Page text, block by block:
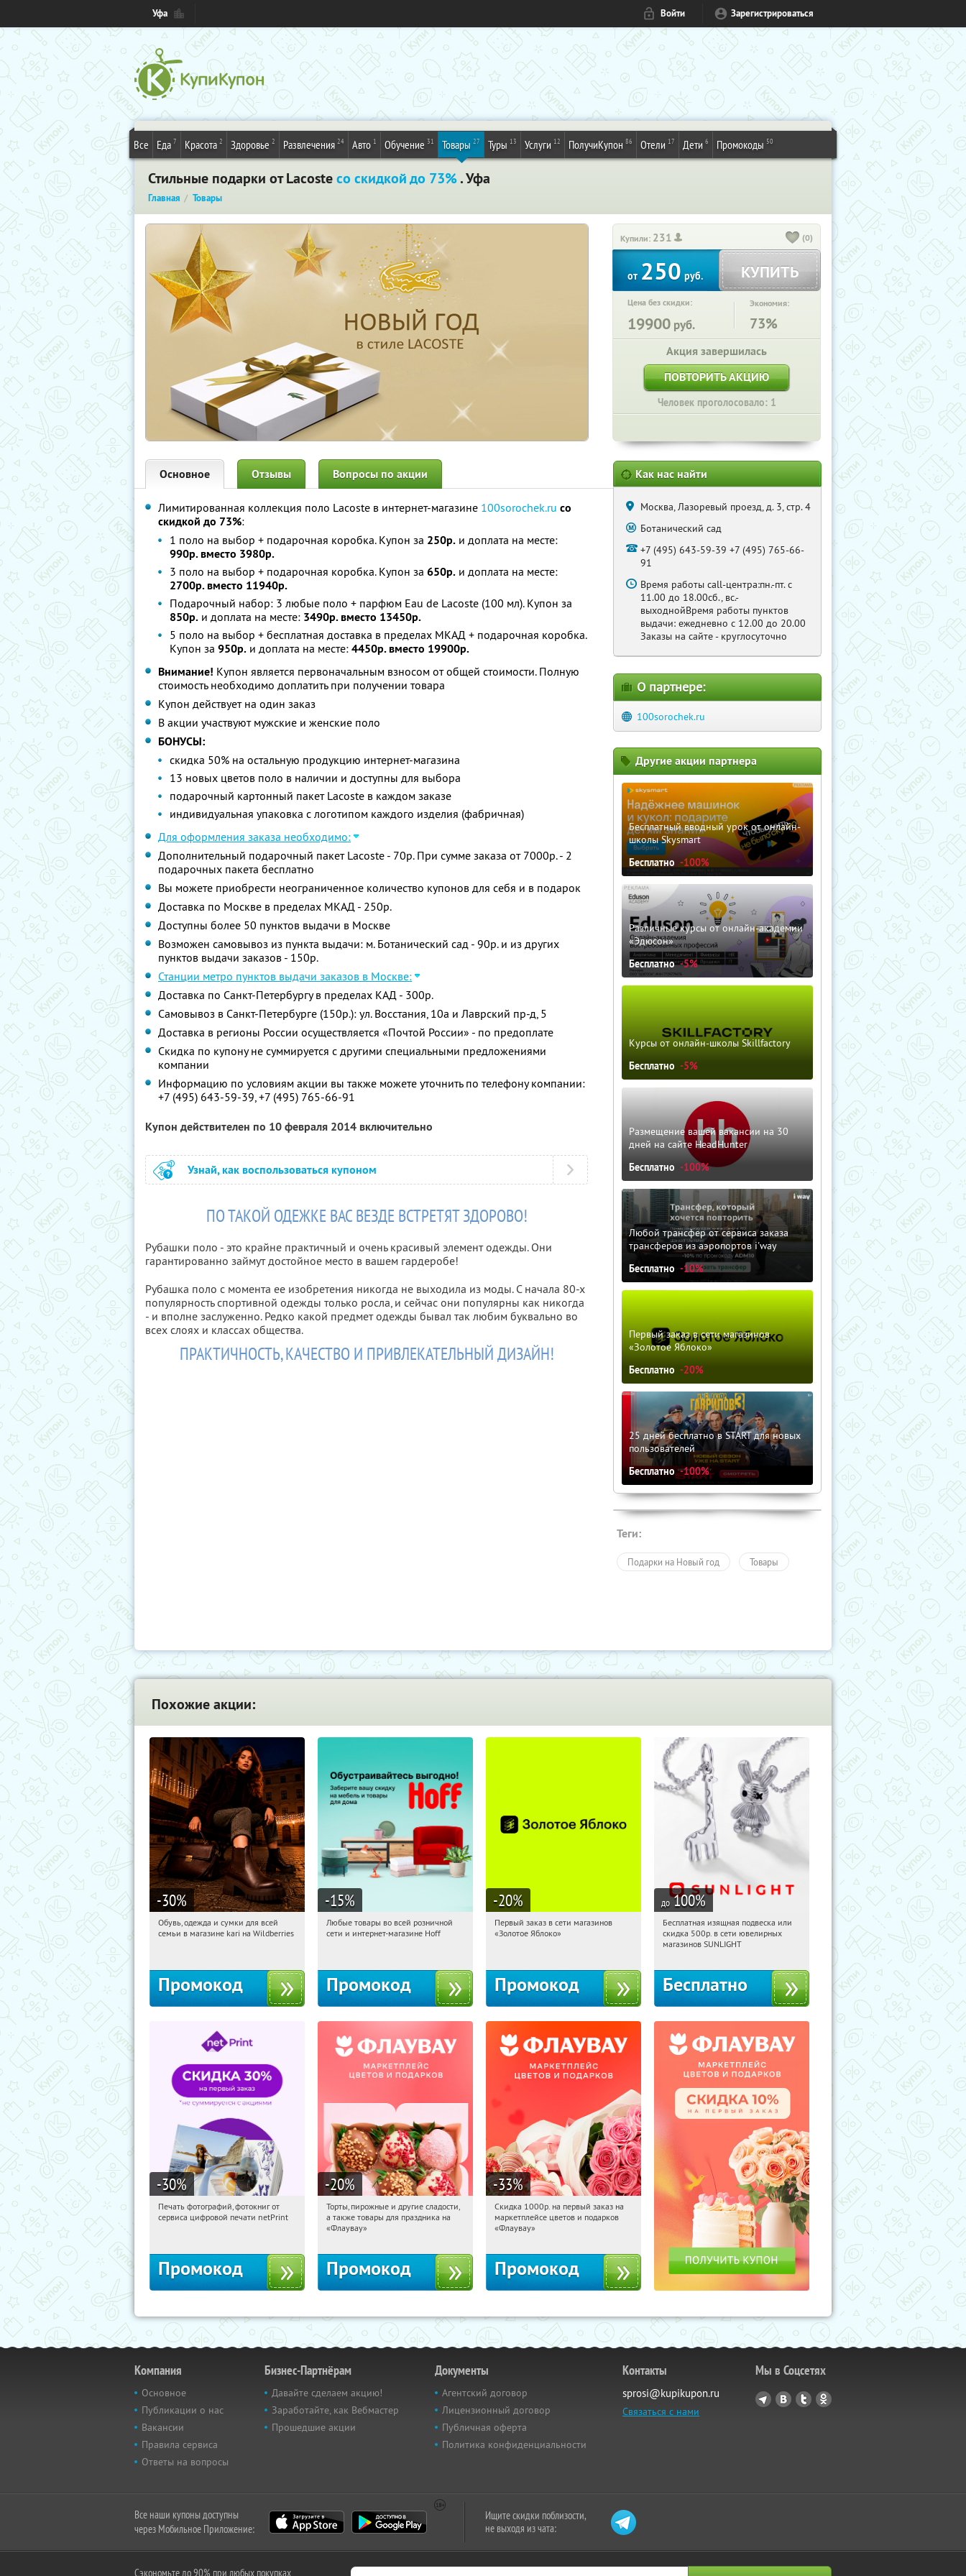
Уфа Войти Зарегистрироваться
Все Еда 7 Красота 2 Здоровье 2 Развлечения 24 Авто 1 Обучение 31 Товары 27 Туры 13 Услуги 12 ПолучиКупон 86 Отели 17 Дети 6 Промокоды 50
Стильные подарки от Lacosteсо скидкой до 73%. Уфа
Главная Товары
Купили: 231 (0)
от250руб. КУПИТЬ
Цена без скидки:
19900 руб.
Экономия:
73%
Акция завершилась
ПОВТОРИТЬ АКЦИЮ
Человек проголосовало: 1
Основное Отзывы Вопросы по акции
Лимитированная коллекция поло Lacoste в интернет-магазине 100sorochek.ru со
скидкой до 73%:
1 поло на выбор + подарочная коробка. Купон за 250р. и доплата на месте:
990р. вместо 3980р.
3 поло на выбор + подарочная коробка. Купон за 650р. и доплата на месте:
2700р. вместо 11940р.
Подарочный набор: 3 любые поло + парфюм Eau de Lacoste (100 мл). Купон за
850р. и доплата на месте: 3490р. вместо 13450р.
5 поло на выбор + бесплатная доставка в пределах МКАД + подарочная коробка.
Купон за 950р. и доплата на месте: 4450р. вместо 19900р.
Внимание! Купон является первоначальным взносом от общей стоимости. Полную
стоимость необходимо доплатить при получении товара
Купон действует на один заказ
В акции участвуют мужские и женские поло
БОНУСЫ:
скидка 50% на остальную продукцию интернет-магазина
13 новых цветов поло в наличии и доступны для выбора
подарочный картонный пакет Lacoste в каждом заказе
индивидуальная упаковка с логотипом каждого изделия (фабричная)
Для оформления заказа необходимо:
Дополнительный подарочный пакет Lacoste - 70р. При сумме заказа от 7000р. - 2
подарочных пакета бесплатно
Вы можете приобрести неограниченное количество купонов для себя и в подарок
Доставка по Москве в пределах МКАД - 250р.
Доступны более 50 пунктов выдачи в Москве
Возможен самовывоз из пункта выдачи: м. Ботанический сад - 90р. и из других
пунктов выдачи заказов - 150р.
Станции метро пунктов выдачи заказов в Москве:
Доставка по Санкт-Петербургу в пределах КАД - 300р.
Самовывоз в Санкт-Петербурге (150р.): ул. Восстания, 10а и Лаврский пр-д, 5
Доставка в регионы России осуществляется «Почтой России» - по предоплате
Скидка по купону не суммируется с другими специальными предложениями
компании
Информацию по условиям акции вы также можете уточнить по телефону компании:
+7 (495) 643-59-39, +7 (495) 765-66-91
Купон действителен по 10 февраля 2014 включительно
Узнай, как воспользоваться купоном
ПО ТАКОЙ ОДЕЖКЕ ВАС ВЕЗДЕ ВСТРЕТЯТ ЗДОРОВО!
Рубашки поло - это крайне практичный и очень красивый элемент одежды. Они
гарантированно займут достойное место в вашем гардеробе!
Рубашка поло с момента ее изобретения никогда не выходила из моды. С начала 80-х
популярность спортивной одежды только росла, и сейчас они популярны как никогда
- и вполне заслуженно. Редко какой предмет одежды бывал так любим буквально во
всех слоях и классах общества.
ПРАКТИЧНОСТЬ, КАЧЕСТВО И ПРИВЛЕКАТЕЛЬНЫЙ ДИЗАЙН!
Как нас найти
Москва, Лазоревый проезд, д. 3, стр. 4
Ботанический сад
+7 (495) 643-59-39 +7 (495) 765-66-
91
Время работы call-центра:пн.-пт. с
11.00 до 18.00сб., вс.-
выходнойВремя работы пунктов
выдачи: ежедневно с 12.00 до 20.00
Заказы на сайте - круглосуточно
О партнере:
100sorochek.ru
Другие акции партнера
Бесплатный вводный урок от онлайн-
школы Skysmart
Бесплатно -100%
Различные курсы от онлайн-академии
«Эдюсон»
Бесплатно -5%
Курсы от онлайн-школы Skillfactory
Бесплатно -5%
Размещение вашей вакансии на 30
дней на сайте HeadHunter
Бесплатно -100%
Любой трансфер от сервиса заказа
трансферов из аэропортов i'way
Бесплатно -10%
Первый заказ в сети магазинов
«Золотое Яблоко»
Бесплатно -20%
25 дней бесплатно в START для новых
пользователей
Бесплатно -100%
Теги:
Подарки на Новый год Товары
Похожие акции:
-30%
12:34:18 Получили:
Обувь, одежда и сумки для всей
семьи в магазине kari на Wildberries
Промокод
-15%
12:34:18 Получили:
Любые товары во всей розничной
сети и интернет-магазине Hoff
Промокод
-20%
12:34:18
Получи первым!
Первый заказ в сети магазинов
«Золотое Яблоко»
Промокод
до 100%
12:34:18 Получили:
Россия
Бесплатная изящная подвеска или
скидка 500р. в сети ювелирных
магазинов SUNLIGHT
Бесплатно
-30%
12:34:18 Получили:
Печать фотографий, фотокниг от
сервиса цифровой печати netPrint
Промокод
-20%
12:34:18 Получили:
Россия
Торты, пирожные и другие сладости,
а также товары для праздника на
«Флаувау»
Промокод
-33%
12:34:18 Получили:
Россия
Скидка 1000р. на первый заказ на
маркетплейсе цветов и подарков
«Флаувау»
Промокод
Компания
Основное
Публикации о нас
Вакансии
Правила сервиса
Ответы на вопросы
Бизнес-Партнёрам
Давайте сделаем акцию!
Заработайте, как Вебмастер
Прошедшие акции
Документы
Агентский договор
Лицензионный договор
Публичная оферта
Политика конфиденциальности
Контакты
sprosi@kupikupon.ru
Связаться с нами
Мы в Соцсетях
Все наши купоны доступны
через Мобильное Приложение:
Ищите скидки поблизости,
не выходя из чата:
Сэкономьте до 90% при любых покупках